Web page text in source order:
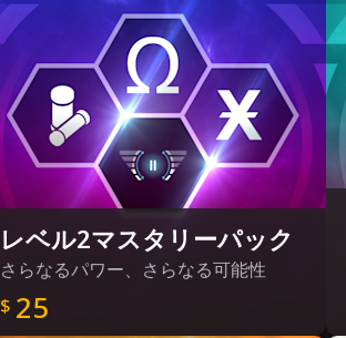
レベル2マスタリーパック
さらなるパワー、さらなる可能性
$ 25